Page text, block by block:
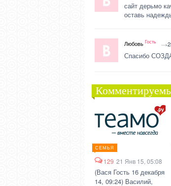
сайт дерьмо
оставь
Любовь Гость
Спасибо
СЕМЬЯ
129 21 Янв 15, 05:08
(Вася Гость 16 декабря
14, 09:24) Василий,